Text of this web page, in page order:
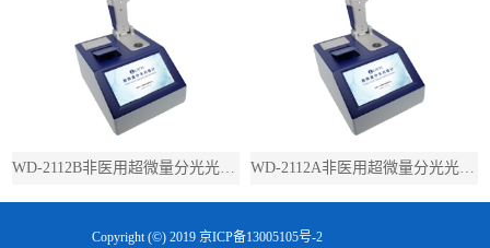
WD-2112B非医用超微量分光光度计（带荧光） WD-2112A非医用超微量分光光度计（不带荧光）
Copyright (©) 2019 京ICP备13005105号-2